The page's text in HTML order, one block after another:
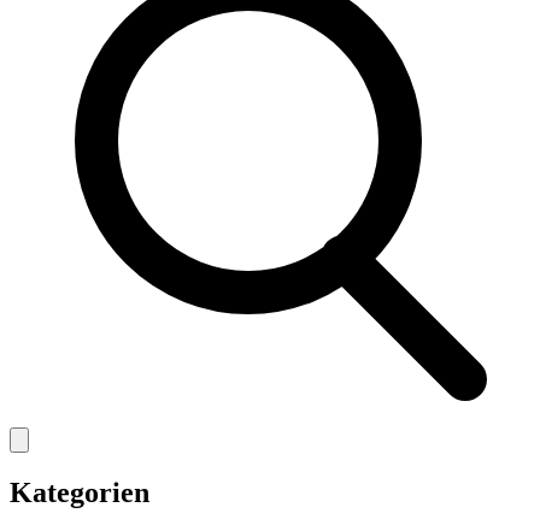
Kategorien